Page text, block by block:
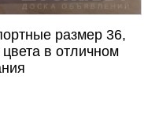
размер 36,
в отличном